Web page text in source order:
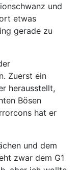
und
etwas
gerade zu
Zuerst ein
herausstellt,
Bösen
hat er
und dem
zwar dem G1